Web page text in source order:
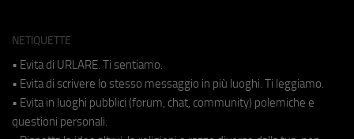
NETIQUETTE
• Evita di URLARE. Ti sentiamo.
• Evita di scrivere lo stesso messaggio in più luoghi. Ti leggiamo.
• Evita in luoghi pubblici (forum, chat, community) polemiche e
questioni personali.